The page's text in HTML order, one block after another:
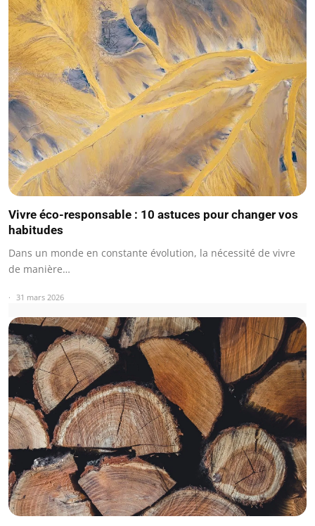
Vivre éco-responsable : 10 astuces pour changer vos
habitudes
Dans un monde en constante évolution, la nécessité de vivre
de manière…
31 mars 2026